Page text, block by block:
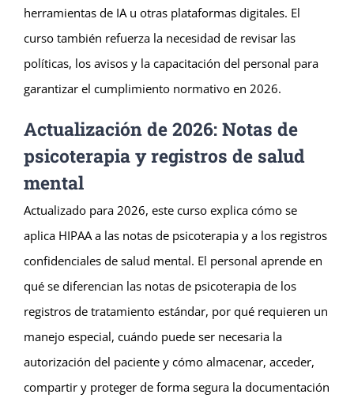
herramientas de IA u otras plataformas digitales. El
curso también refuerza la necesidad de revisar las
políticas, los avisos y la capacitación del personal para
garantizar el cumplimiento normativo en 2026.
Actualización de 2026: Notas de
psicoterapia y registros de salud
mental
Actualizado para 2026, este curso explica cómo se
aplica HIPAA a las notas de psicoterapia y a los registros
confidenciales de salud mental. El personal aprende en
qué se diferencian las notas de psicoterapia de los
registros de tratamiento estándar, por qué requieren un
manejo especial, cuándo puede ser necesaria la
autorización del paciente y cómo almacenar, acceder,
compartir y proteger de forma segura la documentación